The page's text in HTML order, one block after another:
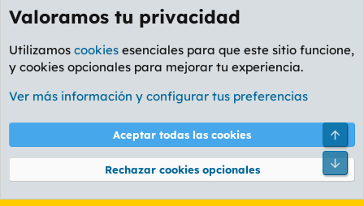
Foro General
Cookies
PL OLDSTYLE AMARILLO
Términos y reglas Política de privacidad Ayuda
Community platform by XenForo® © 2010-2026 XenForo Ltd.
Valoramos tu privacidad
Utilizamos cookies esenciales para que este sitio funcione,
y cookies opcionales para mejorar tu experiencia.
Ver más información y configurar tus preferencias
Aceptar todas las cookies
Rechazar cookies opcionales
Pie